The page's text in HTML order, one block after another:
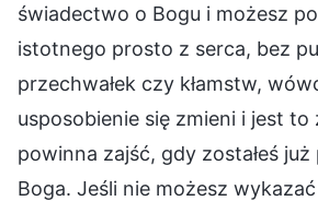
świadectwo o Bogu i możesz
istotnego prosto z serca, bez
przechwałek czy kłamstw,
usposobienie się zmieni i jest to
powinna zajść, gdy zostałeś
Boga. Jeśli nie możesz